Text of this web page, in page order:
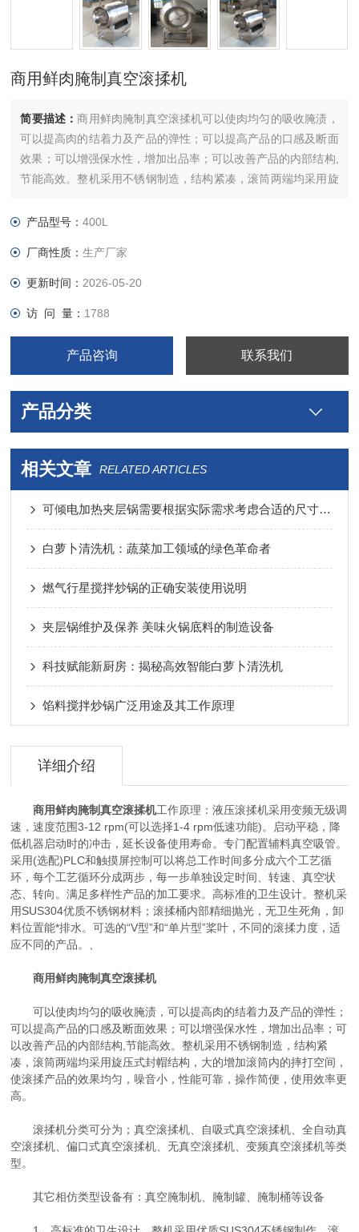
商用鲜肉腌制真空滚揉机
简要描述：商用鲜肉腌制真空滚揉机可以使肉均匀的吸收腌渍，
可以提高肉的结着力及产品的弹性；可以提高产品的口感及断面
效果；可以增强保水性，增加出品率；可以改善产品的内部结构,
节能高效。整机采用不锈钢制造，结构紧凑，滚筒两端均采用旋
均匀，噪音小，性能可靠，操作简便，使用效率更高。
产品型号：400L
厂商性质：生产厂家
更新时间： 2026-05-20
访 问 量： 1788
产品咨询 联系我们
产品分类
相关文章 RELATED ARTICLES
可倾电加热夹层锅需要根据实际需求考虑合适的尺寸和功率
白萝卜清洗机：蔬菜加工领域的绿色革命者
燃气行星搅拌炒锅的正确安装使用说明
夹层锅维护及保养 美味火锅底料的制造设备
科技赋能新厨房：揭秘高效智能白萝卜清洗机
馅料搅拌炒锅广泛用途及其工作原理
详细介绍
商用鲜肉腌制真空滚揉机工作原理：液压滚揉机采用变频无级调
速，速度范围3-12 rpm(可以选择1-4 rpm低速功能)。启动平稳，降
低机器启动时的冲击，延长设备使用寿命。专门配置辅料真空吸管。
采用(选配)PLC和触摸屏控制可以将总工作时间多分成六个工艺循
环，每个工艺循环分成两步，每一步单独设定时间、转速、真空状
态、转向。满足多样性产品的加工要求。高标准的卫生设计。整机采
用SUS304优质不锈钢材料；滚揉桶内部精细抛光，无卫生死角，卸
料位置能*排水。可选的“V型”和“单片型”桨叶，不同的滚揉力度，适
应不同的产品。、
商用鲜肉腌制真空滚揉机
可以使肉均匀的吸收腌渍，可以提高肉的结着力及产品的弹性；
可以提高产品的口感及断面效果；可以增强保水性，增加出品率；可
以改善产品的内部结构,节能高效。整机采用不锈钢制造，结构紧
凑，滚筒两端均采用旋压式封帽结构，大的增加滚筒内的摔打空间，
使滚揉产品的效果均匀，噪音小，性能可靠，操作简便，使用效率更
高。
滚揉机分类可分为；真空滚揉机、自吸式真空滚揉机、全自动真
空滚揉机、偏口式真空滚揉机、无真空滚揉机、变频真空滚揉机等类
型。
其它相仿类型设备有：真空腌制机、腌制罐、腌制桶等设备